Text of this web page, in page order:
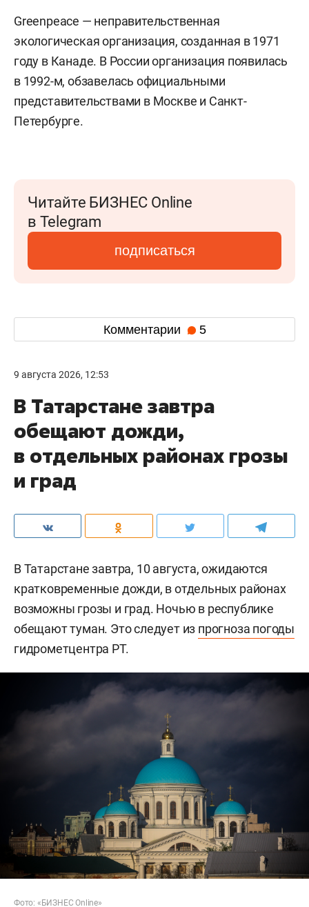
Greenpeace — неправительственная
экологическая организация, созданная в 1971
году в Канаде. В России организация появилась
в 1992-м, обзавелась официальными
представительствами в Москве и Санкт-
Петербурге.
Читайте БИЗНЕС Online
в Telegram
подписаться
Комментарии 5
9 августа 2026, 12:53
В Татарстане завтра
обещают дожди,
в отдельных районах грозы
и град
В Татарстане завтра, 10 августа, ожидаются
кратковременные дожди, в отдельных районах
возможны грозы и град. Ночью в республике
обещают туман. Это следует из прогноза погоды
гидрометцентра РТ.
Фото: «БИЗНЕС Online»